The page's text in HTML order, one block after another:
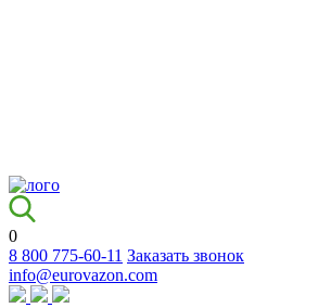
0
8 800 775-60-11 Заказать звонок
info@eurovazon.com